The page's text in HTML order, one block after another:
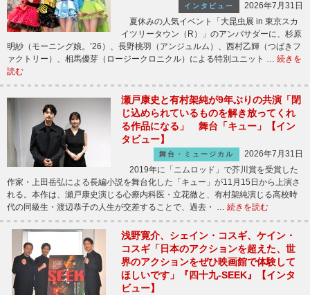
インタビュー
2026年7月31日
夏休みの人気イベント「大昆虫展 in 東京スカ
イツリータウン（R）」のアンバサダーに、杉原
明紗（モーニング娘。’26）、長野桃羽（アンジュルム）、西村乙輝（つばきフ
ァクトリー）、相馬優芽（ロージークロニクル）による特別ユニット … 続きを
読む
瀬戸康史と有村架純が9年ぶりの共演「閉
じ込められているものを解き放ってくれ
る作品になる」 舞台「キュー」【イン
タビュー】
舞台・ミュージカル
2026年7月31日
2019年に「ニムロッド」で芥川賞を受賞した
作家・上田岳弘による長編小説を舞台化した「キュー」が11月15日から上演さ
れる。本作は、瀬戸康史演じる心療内科医・立花徹と、有村架純演じる高校時
代の同級生・渡辺恭子の人生が交差することで、過去・ … 続きを読む
浅野寛介、シェイン・コスギ、ケイン・
コスギ「日本のアクションを超えた、世
界のアクションをぜひ映画館で体験して
ほしいです」『四十九-SEEK』【インタ
ビュー】